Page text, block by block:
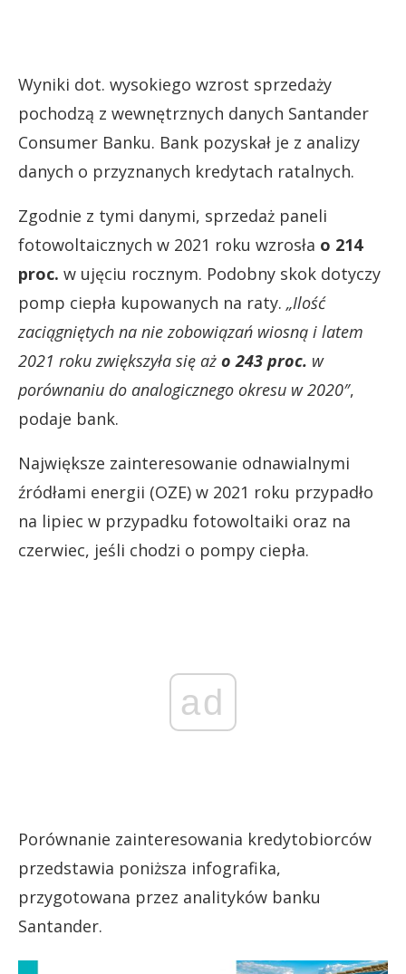
Wyniki dot. wysokiego wzrost sprzedaży
pochodzą z wewnętrznych danych Santander
Consumer Banku. Bank pozyskał je z analizy
danych o przyznanych kredytach ratalnych.
Zgodnie z tymi danymi, sprzedaż paneli
fotowoltaicznych w 2021 roku wzrosła o 214
proc. w ujęciu rocznym. Podobny skok dotyczy
pomp ciepła kupowanych na raty. „Ilość
zaciągniętych na nie zobowiązań wiosną i latem
2021 roku zwiększyła się aż o 243 proc. w
porównaniu do analogicznego okresu w 2020″,
podaje bank.
Największe zainteresowanie odnawialnymi
źródłami energii (OZE) w 2021 roku przypadło
na lipiec w przypadku fotowoltaiki oraz na
czerwiec, jeśli chodzi o pompy ciepła.
ad
Porównanie zainteresowania kredytobiorców
przedstawia poniższa infografika,
przygotowana przez analityków banku
Santander.